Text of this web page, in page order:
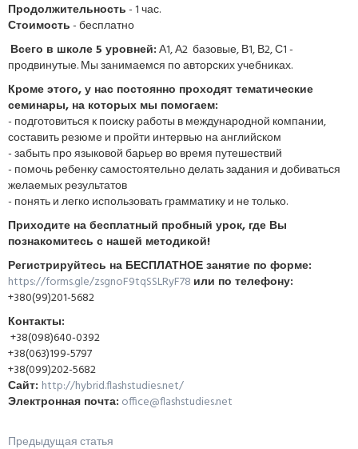
Продолжительность- 1 час.
Стоимость- бесплатно
Всего в школе 5 уровней:А1, А2 базовые, В1, В2, С1 -
продвинутые. Мы занимаемся по авторских учебниках.
Кроме этого, у нас постоянно проходят тематические
семинары, на которых мы помогаем:
- подготовиться к поиску работы в международной компании,
составить резюме и пройти интервью на английском
- забыть про языковой барьер во время путешествий
- помочь ребенку самостоятельно делать задания и добиваться
желаемых результатов
- понять и легко использовать грамматику и не только.
Приходите на бесплатный пробный урок, где Вы
познакомитесь с нашей методикой!
Регистрируйтесь на БЕСПЛАТНОЕ занятие по форме:
https://forms.gle/zsgnoF9tqSSLRyF78 или по телефону:
+380(99)201-5682
Контакты:
+38(098)640-0392
+38(063)199-5797
+38(099)202-5682
Сайт: http://hybrid.flashstudies.net/
Электронная почта: office@flashstudies.net
Предыдущая статья